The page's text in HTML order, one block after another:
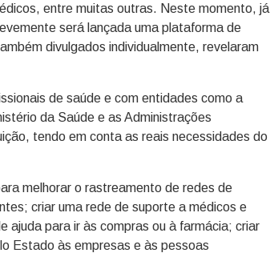
entre muitas outras. Neste momento, já
será lançada uma plataforma de
divulgados individualmente, revelaram
de saúde e com entidades como a
da Saúde e as Administrações
tendo em conta as reais necessidades do
melhorar o rastreamento de redes de
criar uma rede de suporte a médicos e
ajuda para ir às compras ou à farmácia; criar
Estado às empresas e às pessoas